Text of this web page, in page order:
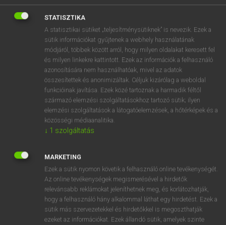
VAN ELŐFIZETÉSED?
Van előfizetésem a teljes szócikk megtekintéséhez.
BELÉPÉS
NINCS ELŐFIZETÉSED?
Nincs regisztrációm és előfizetésem. A szótár 2 órás,
díjmentes próbaverziójának elindításához regisztrálok és
belépek.
STATISZTIKA
A statisztikai sütiket „teljesítménysütiknek” is nevezik. Ezek a
sütik információkat gyűjtenek a webhely használatának
módjáról, többek között arról, hogy milyen oldalakat keresett fel
és milyen linkekre kattintott. Ezek az információk a felhasználó
azonosítására nem használhatóak, mivel az adatok
összesítettek és anonimizáltak. Céljuk kizárólag a weboldal
funkcióinak javítása. Ezek közé tartoznak a harmadik féltől
származó elemzési szolgáltatásokhoz tartozó sütik; ilyen
elemzési szolgáltatások a látogatóelemzések, a hőtérképek és a
közösségi médiaanalitika.
↓ 1 szolgáltatás
MARKETING
Ezek a sütik nyomon követik a felhasználó online tevékenységét.
Az online tevékenységek megismerésével a hirdetők
relevánsabb reklámokat jeleníthetnek meg, és korlátozhatják,
hogy a felhasználó hány alkalommal láthat egy hirdetést. Ezek a
sütik más szervezetekkel és hirdetőkkel is megoszthatják
ezeket az információkat. Ezek állandó sütik, amelyek szinte
g h j k l é á ű Ω
n m , . AltGr